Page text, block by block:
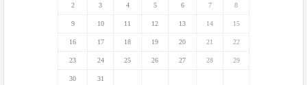
2 3 4 5 6 7 8
9 10 11 12 13 14 15
16 17 18 19 20 21 22
23 24 25 26 27 28 29
30 31